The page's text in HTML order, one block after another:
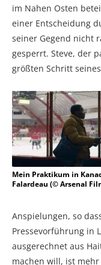
im Nahen Osten
einer Entscheidung
seiner Gegend nicht
gesperrt. Steve, der
größten Schritt
Mein Praktikum in
Falardeau (© Arsenal
Anspielungen, so
Pressevorführung in
ausgerechnet aus
machen will, ist